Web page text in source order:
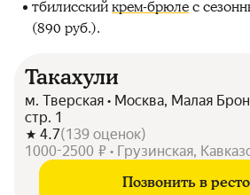
тбилисскийкрем-брюлес
(890 руб.).
Такахули
м. Тверская • Москва, Малая
стр. 1
4.7(139 оценок)
1000-2500 ₽ • Грузинская,
Позвонить в